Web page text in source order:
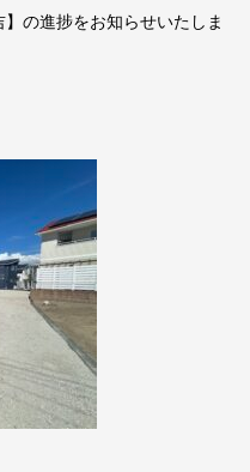
の進捗をお知らせいたしま